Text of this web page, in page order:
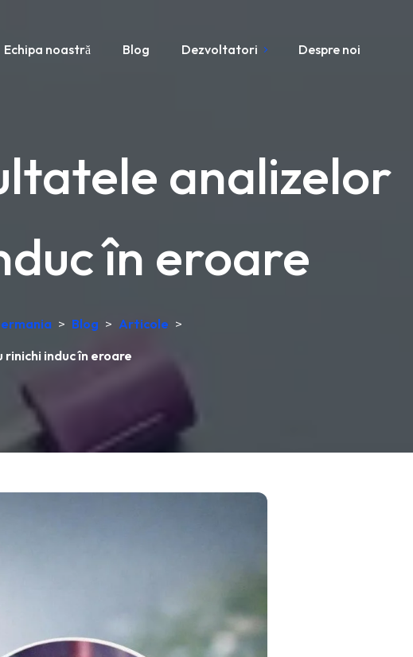
Echipa noastră Blog Dezvoltatori Despre noi
analizelor
în eroare
> Blog > Articole >
induc în eroare